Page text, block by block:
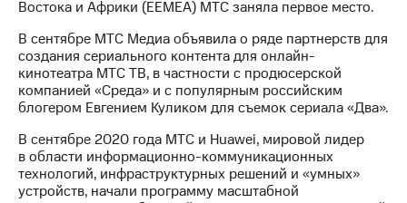
Востока и Африки (EEMEA) МТС заняла первое место.
В сентябре МТС Медиа объявила о ряде партнерств для
создания сериального контента для онлайн-
кинотеатра МТС ТВ, в частности с продюсерской
компанией «Среда» и с популярным российским
блогером Евгением Куликом для съемок сериала «Два».
В сентябре 2020 года МТС и Huawei, мировой лидер
в области информационно-коммуникационных
технологий, инфраструктурных решений и «умных»
устройств, начали программу масштабной